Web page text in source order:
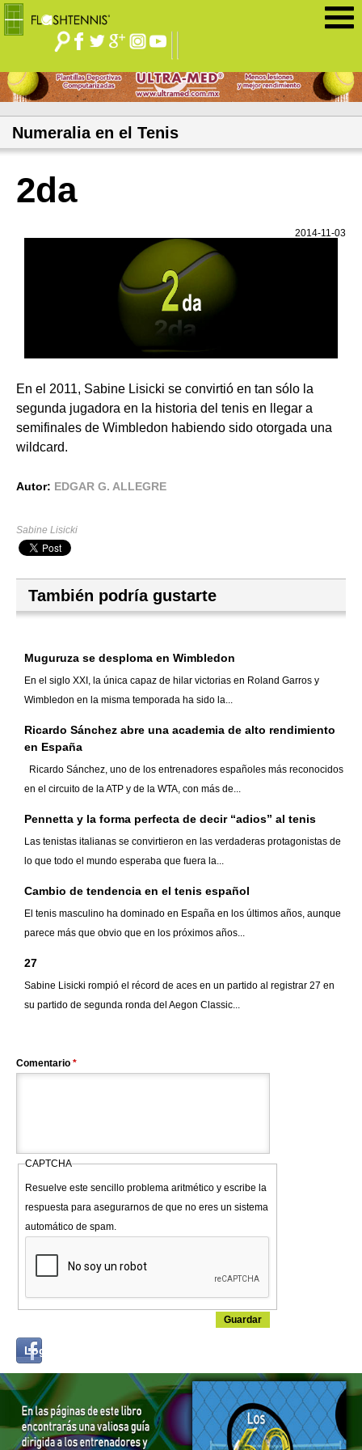
Numeralia en el Tenis
2da
2014-11-03
En el 2011, Sabine Lisicki se convirtió en tan sólo la
segunda jugadora en la historia del tenis en llegar a
semifinales de Wimbledon habiendo sido otorgada una
wildcard.
Autor: EDGAR G. ALLEGRE
Sabine Lisicki
También podría gustarte
Muguruza se desploma en Wimbledon
En el siglo XXI, la única capaz de hilar victorias en Roland Garros y
Wimbledon en la misma temporada ha sido la...
Ricardo Sánchez abre una academia de alto rendimiento
en España
Ricardo Sánchez, uno de los entrenadores españoles más reconocidos
en el circuito de la ATP y de la WTA, con más de...
Pennetta y la forma perfecta de decir “adios” al tenis
Las tenistas italianas se convirtieron en las verdaderas protagonistas de
lo que todo el mundo esperaba que fuera la...
Cambio de tendencia en el tenis español
El tenis masculino ha dominado en España en los últimos años, aunque
parece más que obvio que en los próximos años...
27
Sabine Lisicki rompió el récord de aces en un partido al registrar 27 en
su partido de segunda ronda del Aegon Classic...
Comentario *
CAPTCHA
Resuelve este sencillo problema aritmético y escribe la
respuesta para asegurarnos de que no eres un sistema
automático de spam.
Log in with...